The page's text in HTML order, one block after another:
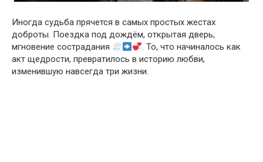
Иногда судьба прячется в самых простых жестах
доброты. Поездка под дождём, открытая дверь,
мгновение сострадания
. То, что начиналось как
акт щедрости, превратилось в историю любви,
изменившую навсегда три жизни.